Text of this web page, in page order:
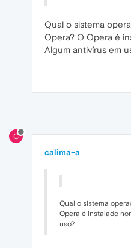
Qual o sistema
Opera? O Opera é
Algum antivírus em
C
calima-a
Qual o sistema
Opera é instalado
uso?